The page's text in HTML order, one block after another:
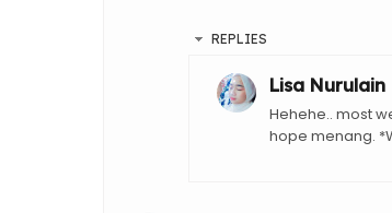
REPLIES
Lisa Nurulain
Hehehe.. most
hope menang.